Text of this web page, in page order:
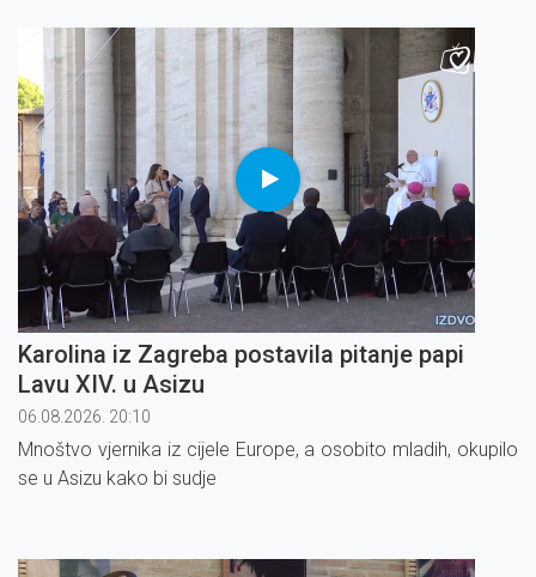
Karolina iz Zagreba postavila pitanje papi
Lavu XIV. u Asizu
06.08.2026. 20:10
Mnoštvo vjernika iz cijele Europe, a osobito mladih, okupilo
se u Asizu kako bi sudje